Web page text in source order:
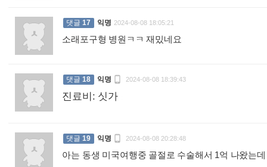
댓글 17 익명 2024-08-08 18:05:21
소래포구형 병원ㅋㅋ 재밌네요
댓글 18 익명  2024-08-08 18:39:43
진료비: 싯가
댓글 19 익명  2024-08-08 20:28:48
아는 동생 미국여행중 골절로 수술해서 1억 나왔는